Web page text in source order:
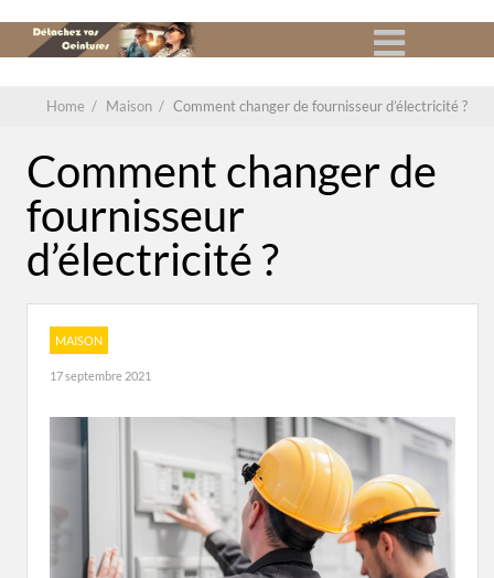
Home / Maison / Comment changer de fournisseur d’électricité ?
Comment changer de
fournisseur
d’électricité ?
MAISON
17 septembre 2021